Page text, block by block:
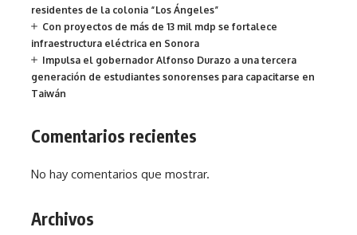
residentes de la colonia “Los Ángeles”
Con proyectos de más de 13 mil mdp se fortalece
infraestructura eléctrica en Sonora
Impulsa el gobernador Alfonso Durazo a una tercera
generación de estudiantes sonorenses para capacitarse en
Taiwán
Comentarios recientes
No hay comentarios que mostrar.
Archivos